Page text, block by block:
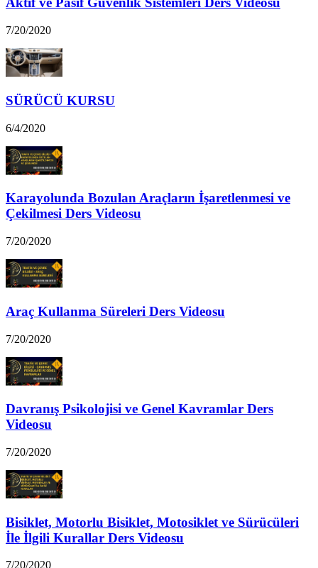
7/20/2020
SÜRÜCÜ KURSU
6/4/2020
Karayolunda Bozulan Araçların İşaretlenmesi ve
Çekilmesi Ders Videosu
7/20/2020
Araç Kullanma Süreleri Ders Videosu
7/20/2020
Davranış Psikolojisi ve Genel Kavramlar Ders
Videosu
7/20/2020
Bisiklet, Motorlu Bisiklet, Motosiklet ve Sürücüleri
İle İlgili Kurallar Ders Videosu
7/20/2020